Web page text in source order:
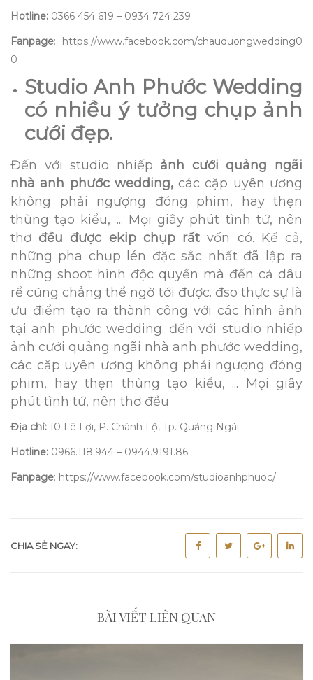
Hotline: 0366 454 619 – 0934 724 239
Fanpage: https://www.facebook.com/chauduongwedding0
0
Studio Anh Phước Wedding
có nhiều ý tưởng chụp ảnh
cưới đẹp.
Đến với studio nhiếp ảnh cưới quảng ngãi
nhà anh phước wedding,các cặp uyên ương
không phải ngượng đóng phim, hay thẹn
thùng tạo kiểu, ... Mọi giây phút tình tứ, nên
thơ đều được ekip chụp rất vốn có. Kể cả,
những pha chụp lén đặc sắc nhất đã lập ra
những shoot hình độc quyền mà đến cả dâu
rể cũng chẳng thể ngờ tới được. đso thực sự là
ưu điểm tạo ra thành công với các hình ảnh
tại anh phước wedding. đến với studio nhiếp
ảnh cưới quảng ngãi nhà anh phước wedding,
các cặp uyên ương không phải ngượng đóng
phim, hay thẹn thùng tạo kiểu, ... Mọi giây
phút tình tứ, nên thơ đều
Địa chỉ: 10 Lê Lợi, P. Chánh Lộ, Tp. Quảng Ngãi
Hotline: 0966.118.944 – 0944.9191.86
Fanpage: https://www.facebook.com/studioanhphuoc/
CHIA SẺ NGAY:
BÀI VIẾT LIÊN QUAN